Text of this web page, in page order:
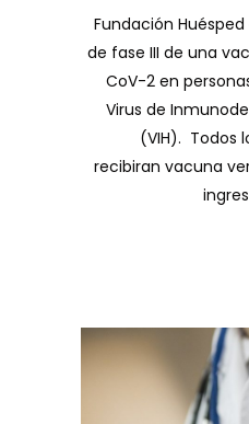
Fundación
de fase III de una
CoV-2 en
Virus de
(VIH). Todos
recibiran vacuna